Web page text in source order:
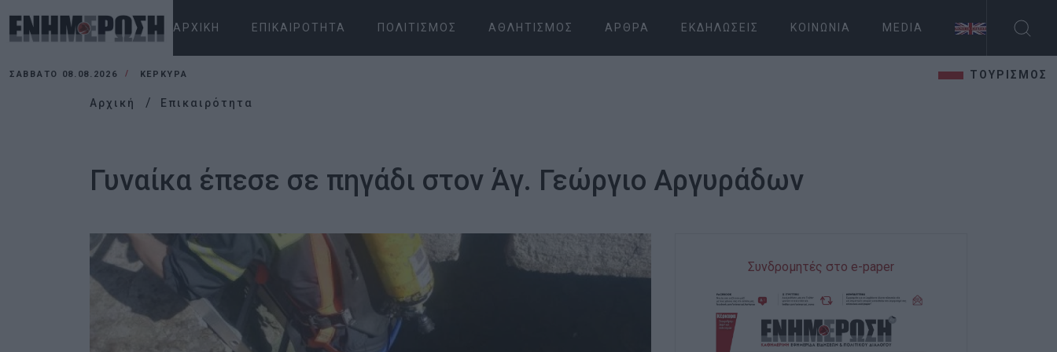
ΑΡΧΙΚΉ ΕΠΙΚΑΙΡΌΤΗΤΑ ΠΟΛΙΤΙΣΜΌΣ ΑΘΛΗΤΙΣΜΌΣ ΆΡΘΡΑ ΕΚΔΗΛΏΣΕΙΣ ΚΟΙΝΩΝΊΑ MEDIA
ΣΆΒΒΑΤΟ 08.08.2026 ΚΕΡΚΥΡΑ ΤΟΥΡΙΣΜΟΣ
Αρχική Επικαιρότητα
Γυναίκα έπεσε σε πηγάδι στον Άγ. Γεώργιο Αργυράδων
Συνδρομητές στο e-paper